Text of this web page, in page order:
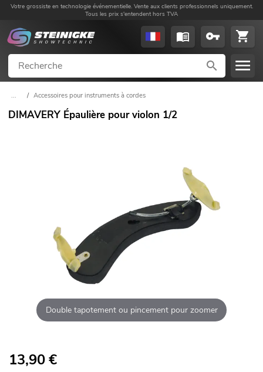
Votre grossiste en technologie événementielle. Vente aux clients professionnels uniquement.
Tous les prix s'entendent hors TVA
... / Accessoires pour instruments à cordes
DIMAVERY Épaulière pour violon 1/2
Double tapotement ou pincement pour zoomer
13,90€